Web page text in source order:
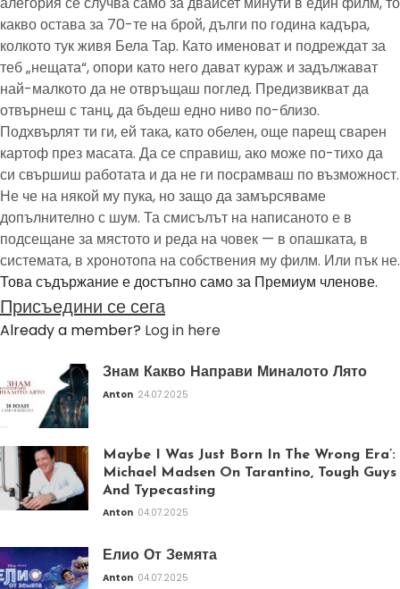
какво остава за 70-те на брой, дълги по година кадъра,
колкото тук живя Бела Тар. Като именоват и подреждат за
теб „нещата“, опори като него дават кураж и задължават
най-малкото да не отвръщаш поглед. Предизвикват да
отвърнеш с танц, да бъдеш едно ниво по-близо.
Подхвърлят ти ги, ей така, като обелен, още парещ сварен
картоф през масата. Да се справиш, ако може по-тихо да
си свършиш работата и да не ги посрамваш по възможност.
Не че на някой му пука, но защо да замърсяваме
допълнително с шум. Та смисълът на написаното е в
подсещане за мястото и реда на човек — в опашката, в
системата, в хронотопа на собствения му филм. Или пък не.
Това съдържание е достъпно само за Премиум членове.
Присъедини се сега
Already a member? Log in here
Знам Какво Направи Миналото Лято
Anton 24.07.2025
Maybe I Was Just Born In The Wrong Era’:
Michael Madsen On Tarantino, Tough Guys
And Typecasting
Anton 04.07.2025
Елио От Земята
Anton 04.07.2025